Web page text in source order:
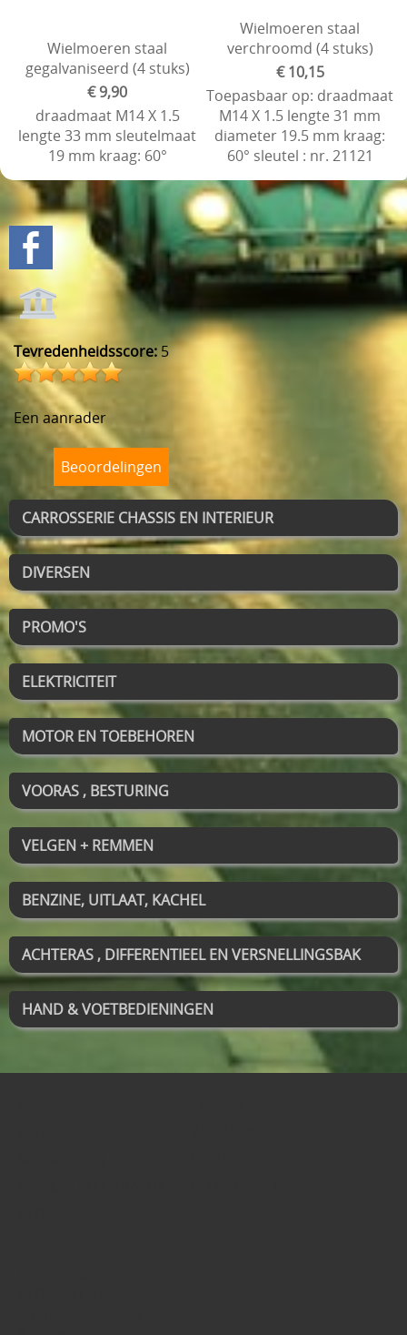
Tevredenheidsscore:5
Een aanrader
Beoordelingen
CARROSSERIE CHASSIS EN INTERIEUR
DIVERSEN
PROMO'S
ELEKTRICITEIT
MOTOR EN TOEBEHOREN
VOORAS , BESTURING
VELGEN + REMMEN
BENZINE, UITLAAT, KACHEL
ACHTERAS , DIFFERENTIEEL EN VERSNELLINGSBAK
HAND & VOETBEDIENINGEN
Wielmoeren staal
gegalvaniseerd (4 stuks)
€ 9,90
draadmaat M14 X 1.5
lengte 33 mm sleutelmaat
19 mm kraag: 60°
Toevoegen aan winkelwagen
Wielmoeren staal
verchroomd (4 stuks)
€ 10,15
Toepasbaar op: draadmaat
M14 X 1.5 lengte 31 mm
diameter 19.5 mm kraag:
60° sleutel : nr. 21121
Toevoegen aan winkelwagen